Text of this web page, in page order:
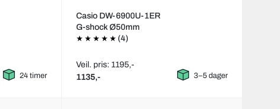
24 timer
Casio DW-6900U-1ER
G-shock Ø50mm
(4)
Veil. pris: 1195,-
1135,- 3–5 dager